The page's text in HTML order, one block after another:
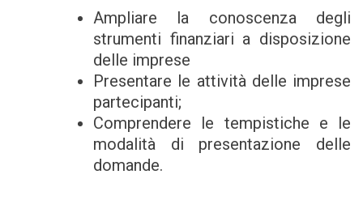
Ampliare la conoscenza degli
strumenti finanziari a disposizione
delle imprese
Presentare le attività delle imprese
partecipanti;
Comprendere le tempistiche e le
modalità di presentazione delle
domande.